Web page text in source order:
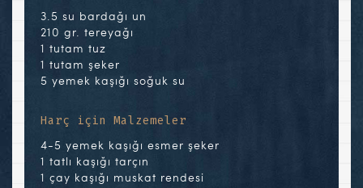
3.5 su bardağı un
210 gr. tereyağı
1 tutam tuz
1 tutam şeker
5 yemek kaşığı soğuk su
Harç için Malzemeler
4-5 yemek kaşığı esmer şeker
1 tatlı kaşığı tarçın
1 çay kaşığı muskat rendesi